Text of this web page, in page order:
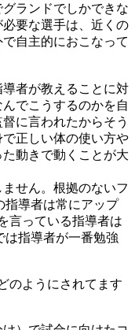
ランドでしかできな
要な選手は、近くの
自主的におこなって
導者が教えることに対
でこうするのかを自
に言われたからそう
正しい体の使い方や
動きで動くことが大
せん。根拠のないフ
指導者は常にアップ
言っている指導者は
は指導者が一番勉強
のようにされてます